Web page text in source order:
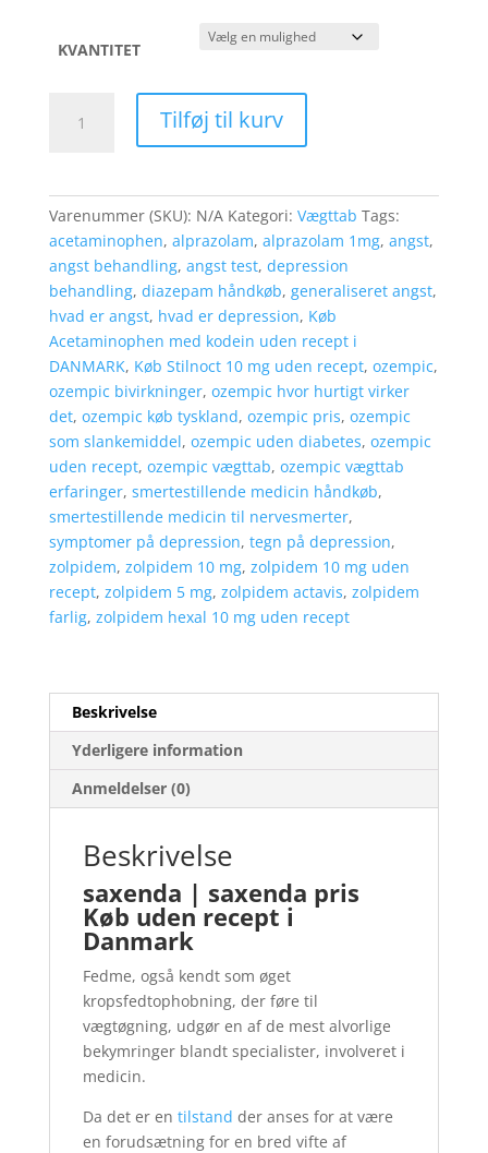
KVANTITET
SAXENDA
Danmark
Tilføj til kurv
Varenummer (SKU): N/A Kategori: Vægttab Tags:
acetaminophen, alprazolam, alprazolam 1mg, angst,
angst behandling, angst test, depression
behandling, diazepam håndkøb, generaliseret angst,
hvad er angst, hvad er depression, Køb
Acetaminophen med kodein uden recept i
DANMARK, Køb Stilnoct 10 mg uden recept, ozempic,
ozempic bivirkninger, ozempic hvor hurtigt virker
det, ozempic køb tyskland, ozempic pris, ozempic
som slankemiddel, ozempic uden diabetes, ozempic
uden recept, ozempic vægttab, ozempic vægttab
erfaringer, smertestillende medicin håndkøb,
smertestillende medicin til nervesmerter,
symptomer på depression, tegn på depression,
zolpidem, zolpidem 10 mg, zolpidem 10 mg uden
recept, zolpidem 5 mg, zolpidem actavis, zolpidem
farlig, zolpidem hexal 10 mg uden recept
Beskrivelse
Yderligere information
Anmeldelser (0)
Beskrivelse
saxenda | saxenda pris
Køb uden recept i
Danmark
Fedme, også kendt som øget
kropsfedtophobning, der føre til
vægtøgning, udgør en af de mest alvorlige
bekymringer blandt specialister, involveret i
medicin.
Da det er en tilstand der anses for at være
en forudsætning for en bred vifte af